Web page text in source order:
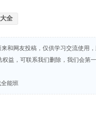
全
和网友投稿，仅供学习交流使用
益，可联系我们删除，我们会第
能班